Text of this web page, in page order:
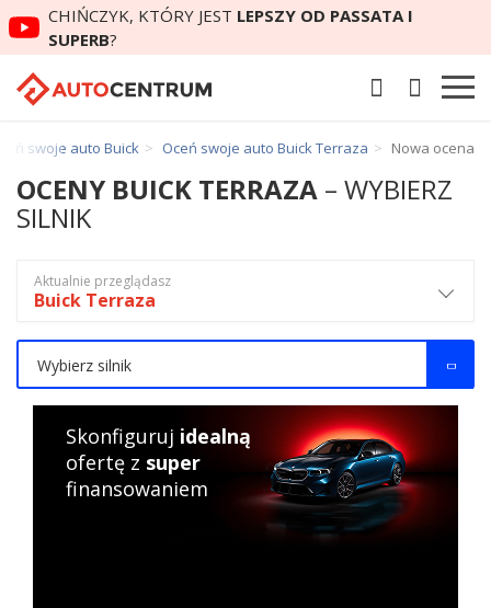
CHIŃCZYK, KTÓRY JEST LEPSZY OD PASSATA I
SUPERB?
swoje auto Buick Oceń swoje auto Buick Terraza Nowa ocena
OCENY BUICK TERRAZA – WYBIERZ
SILNIK
Aktualnie przeglądasz
Buick Terraza
Wybierz silnik
Skonfiguruj idealną
ofertę z super
finansowaniem